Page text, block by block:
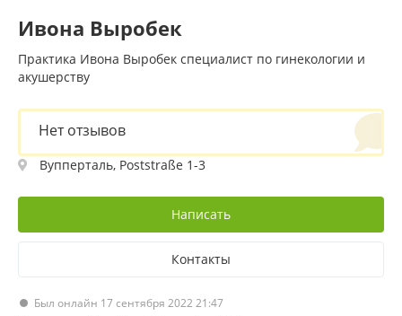
Ивона Выробек
Практика Ивона Выробек специалист по гинекологии и
акушерству
Нет отзывов
Вупперталь, Poststraße 1-3
Написать
Контакты
Был онлайн 17 сентября 2022 21:47